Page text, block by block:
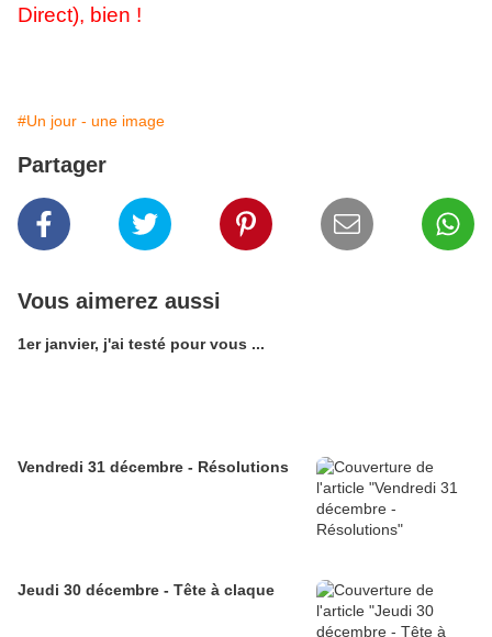
Direct), bien !
#Un jour - une image
Partager
Vous aimerez aussi
1er janvier, j'ai testé pour vous ...
Vendredi 31 décembre - Résolutions
Jeudi 30 décembre - Tête à claque